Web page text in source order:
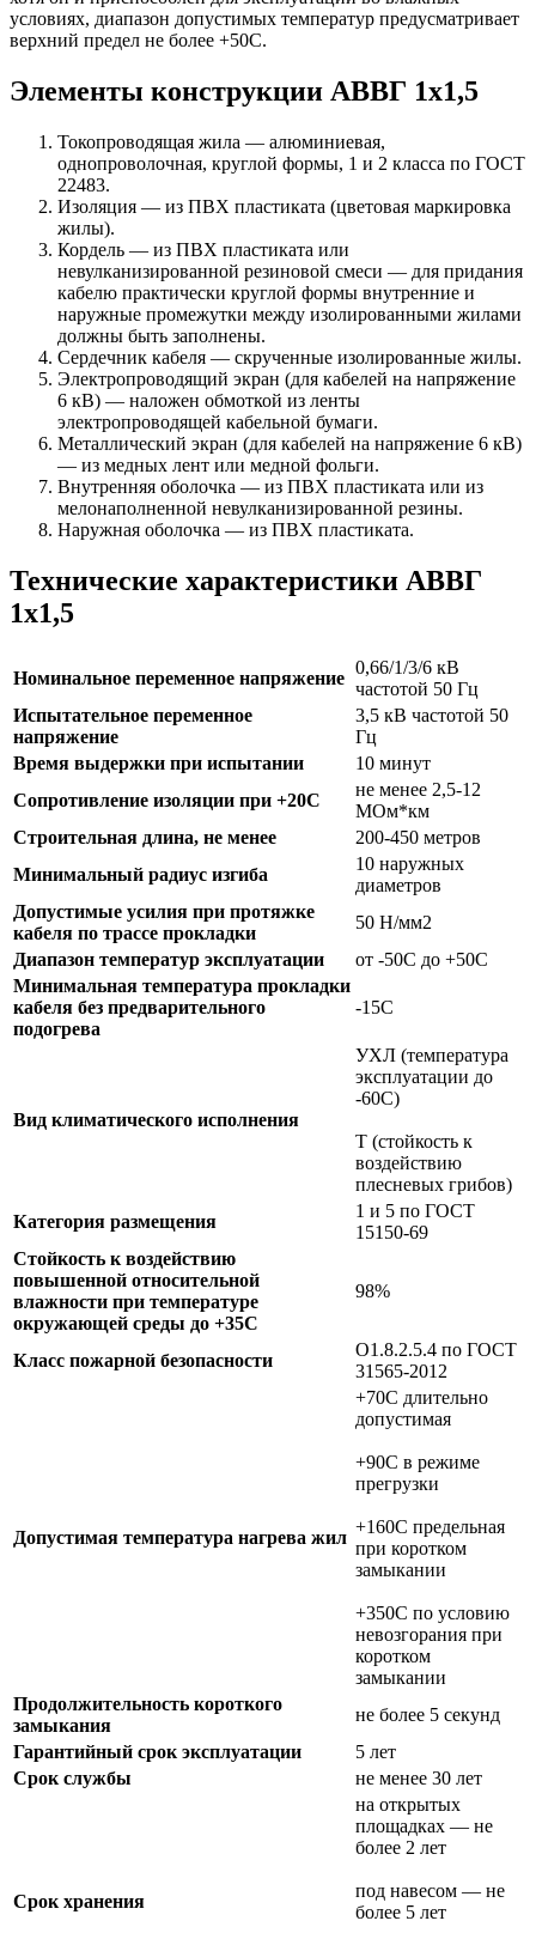
условиях, диапазон допустимых температур предусматривает
верхний предел не более +50С.
Элементы конструкции АВВГ 1х1,5
Токопроводящая жила — алюминиевая,
однопроволочная, круглой формы, 1 и 2 класса по ГОСТ
22483.
Изоляция — из ПВХ пластиката (цветовая маркировка
жилы).
Кордель — из ПВХ пластиката или
невулканизированной резиновой смеси — для придания
кабелю практически круглой формы внутренние и
наружные промежутки между изолированными жилами
должны быть заполнены.
Сердечник кабеля — скрученные изолированные жилы.
Электропроводящий экран (для кабелей на напряжение
6 кВ) — наложен обмоткой из ленты
электропроводящей кабельной бумаги.
Металлический экран (для кабелей на напряжение 6 кВ)
— из медных лент или медной фольги.
Внутренняя оболочка — из ПВХ пластиката или из
мелонаполненной невулканизированной резины.
Наружная оболочка — из ПВХ пластиката.
Технические характеристики АВВГ
1х1,5
Номинальное переменное напряжение
0,66/1/3/6 кВ
частотой 50 Гц
Испытательное переменное
напряжение
3,5 кВ частотой 50
Гц
Время выдержки при испытании
10 минут
Сопротивление изоляции при +20С
не менее 2,5-12
МОм*км
Строительная длина, не менее
200-450 метров
Минимальный радиус изгиба
10 наружных
диаметров
Допустимые усилия при протяжке
кабеля по трассе прокладки
50 Н/мм2
Диапазон температур эксплуатации
от -50С до +50С
Минимальная температура прокладки
кабеля без предварительного
подогрева
-15С
Вид климатического исполнения
УХЛ (температура
эксплуатации до
-60С)
Т (стойкость к
воздействию
плесневых грибов)
Категория размещения
1 и 5 по ГОСТ
15150-69
Стойкость к воздействию
повышенной относительной
влажности при температуре
окружающей среды до +35C
98%
Класс пожарной безопасности
О1.8.2.5.4 по ГОСТ
31565-2012
Допустимая температура нагрева жил
+70C длительно
допустимая
+90C в режиме
прегрузки
+160C предельная
при коротком
замыкании
+350C по условию
невозгорания при
коротком
замыкании
Продолжительность короткого
замыкания
не более 5 секунд
Гарантийный срок эксплуатации
5 лет
Срок службы
не менее 30 лет
Срок хранения
на открытых
площадках — не
более 2 лет
под навесом — не
более 5 лет